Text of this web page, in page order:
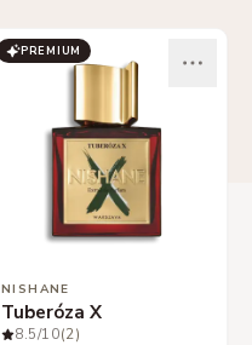
PREMIUM
NISHANE
Tuberóza X
8.5/10(2)